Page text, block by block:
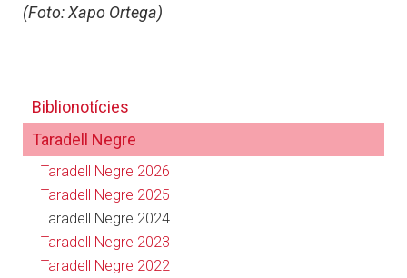
(Foto: Xapo Ortega)
Biblionotícies
Taradell Negre
Taradell Negre 2026
Taradell Negre 2025
Taradell Negre 2024
Taradell Negre 2023
Taradell Negre 2022